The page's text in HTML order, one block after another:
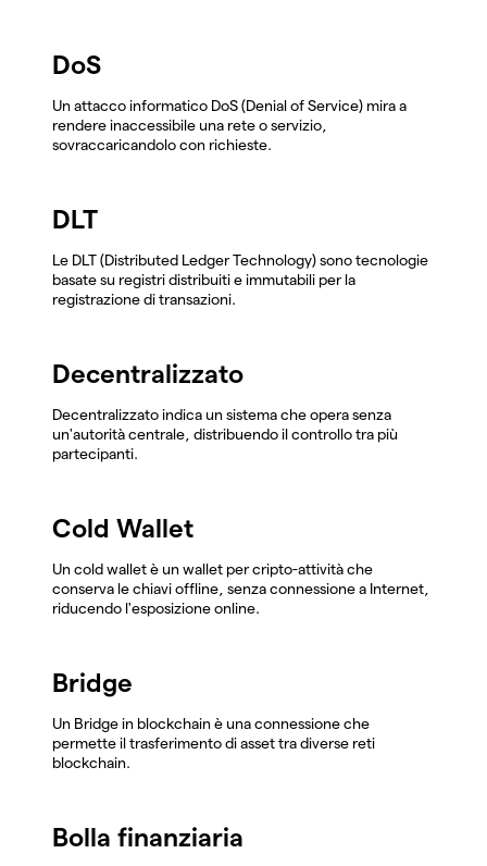
DoS
Un attacco informatico DoS (Denial of Service) mira a
rendere inaccessibile una rete o servizio,
sovraccaricandolo con richieste.
DLT
Le DLT (Distributed Ledger Technology) sono tecnologie
basate su registri distribuiti e immutabili per la
registrazione di transazioni.
Decentralizzato
Decentralizzato indica un sistema che opera senza
un'autorità centrale, distribuendo il controllo tra più
partecipanti.
Cold Wallet
Un cold wallet è un wallet per cripto-attività che
conserva le chiavi offline, senza connessione a Internet,
riducendo l'esposizione online.
Bridge
Un Bridge in blockchain è una connessione che
permette il trasferimento di asset tra diverse reti
blockchain.
Bolla finanziaria